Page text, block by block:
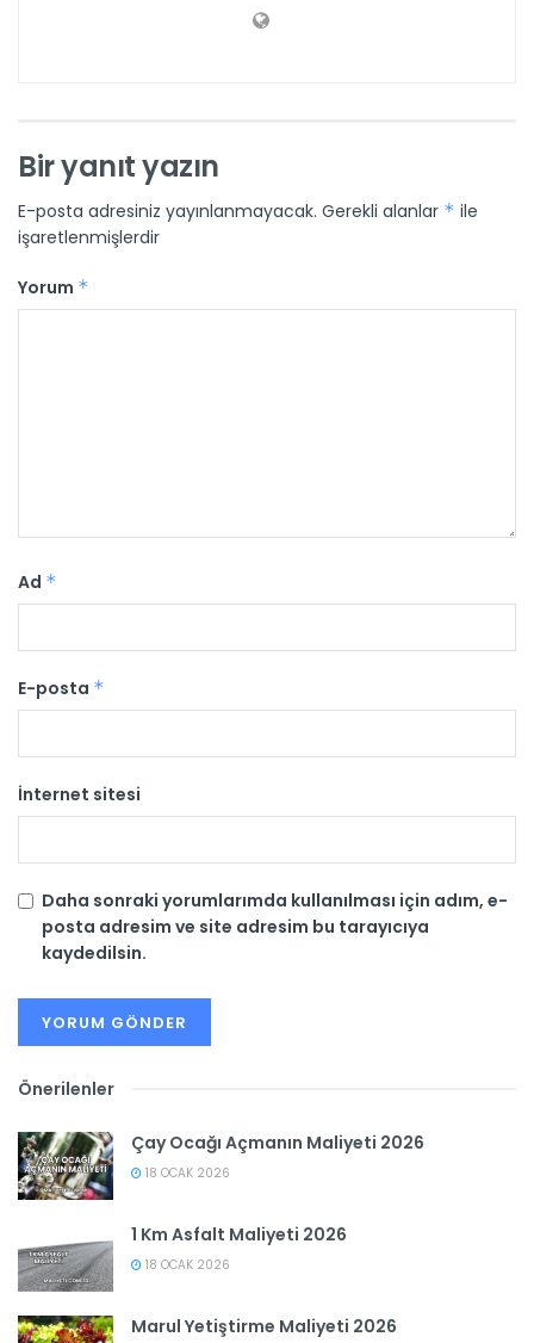
Bir yanıt yazın
E-posta adresiniz yayınlanmayacak. Gerekli alanlar * ile
işaretlenmişlerdir
Yorum *
Ad *
E-posta *
İnternet sitesi
Daha sonraki yorumlarımda kullanılması için adım, e-
posta adresim ve site adresim bu tarayıcıya
kaydedilsin.
Önerilenler
Çay Ocağı Açmanın Maliyeti 2026
18 OCAK 2026
1 Km Asfalt Maliyeti 2026
18 OCAK 2026
Marul Yetiştirme Maliyeti 2026